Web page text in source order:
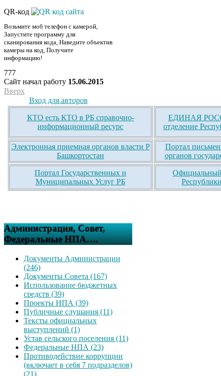
QR-код
Возьмите моб телефон с камерой,
Запустите программу для
сканирования кода, Наведите объектив
камеры на код, Получите
информацию!
777
Сайт начал работу 15.06.2015
Вверх
Вход для авторов
КТО есть КТО в РБ справочно-
информационный ресурс
ЕДИНАЯ
отделение
Электронная приемная органов власти Р
Башкортостан
Портал
органов
Портал Государственных и
Муниципальных Услуг РБ
Официальный
Администрация, Совет,
Федеральные НПА….
Документы Администрации
(246)
Документы Совета (167)
Использование бюджетных
средств (39)
Проекты НПА (39)
Публичные слушания (11)
Тексты официальных
выступлений (1)
Устав сельского поселения (11)
Федеральные НПА (23)
Противодействие коррупции
(включает в себя 7 подразделов)
(21)